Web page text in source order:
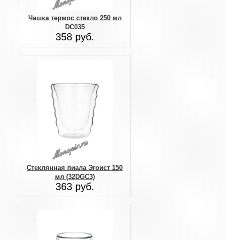
Чашка термос стекло 250 мл
DC035
358 руб.
Стеклянная пиала Эгоист 150
мл (32DGC3)
363 руб.